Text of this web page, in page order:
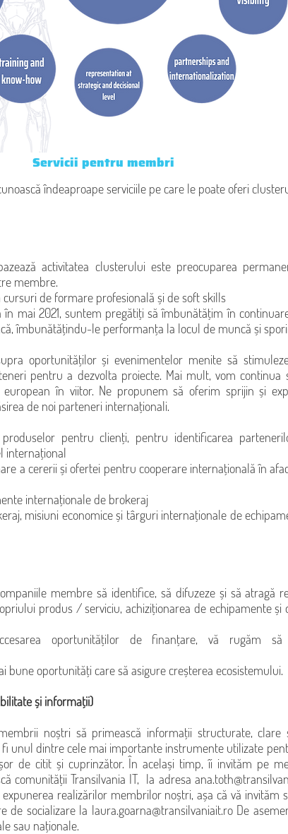
Servicii pentru membri
îndeaproape serviciile pe care le poate oferi
activitatea clusterului este preocuparea
membre.
de formare profesională și de soft skills
în mai 2021, suntem pregătiți să îmbunătățim în
îmbunătățindu-le performanța la locul de muncă și
oportunităților și evenimentelor menite să
pentru a dezvolta proiecte. Mai mult, vom continua
în viitor. Ne propunem să oferim sprijin și
de noi parteneri internaționali.
pentru clienți, pentru identificarea
internațional
a cererii și ofertei pentru cooperare internațională în
internaționale de brokeraj
misiuni economice și târguri internaționale de
membre să identifice, să difuzeze și să atragă
produs / serviciu, achiziționarea de echipamente
oportunităților de finanțare, vă rugăm
bune oportunități care să asigure creșterea ecosistemului.
și informații)
noștri să primească informații structurate, clare
unul dintre cele mai importante instrumente utilizate
de citit și cuprinzător. În același timp, îi invităm pe
comunității Transilvania IT, la adresa
realizărilor membrilor noștri, așa că vă invităm
de socializare la laura.goarna@transilvaniait.roDe
sau naționale.